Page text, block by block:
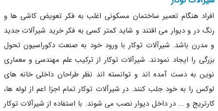
هنگام تعمیر ساختمان مسکونی اغلب به فکر تعویض کاشی ها و
در و دیوار می افتند و شاید کمتر کسی به فکر خرید شیرآلات جدید
باشد. شیرآلات توکار با ورود خود به صنعت دکوراسیون تحول
را ایجاد نمودند. شیرآلات توکار از ترکیب علم مهندسی و معماری
به دست آمده اند و توانسته اند نظر طراحان داخلی خانه های
را به خود جلب کنند. در شیرآلات توکار تمام اجزا اعم از لوله ها،
و ... در داخل دیوار نصب می شوند. با استفاده از شیرآلات توکار